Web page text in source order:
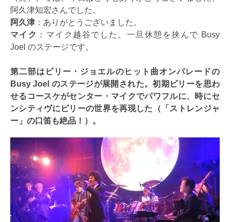
阿久津知宏さんでした。
阿久津 ：ありがとうございました。
マイク ：マイク越谷でした。一旦休憩を挟んで Busy
Joel のステージです。
第二部はビリー・ジョエルのヒット曲オンパレードの
Busy Joel のステージが展開された。初期ビリーを思わ
せるコースケがセンター・マイクでパワフルに、時にセ
ンシティヴにビリーの世界を再現した（「ストレンジャ
ー」の口笛も絶品！）。